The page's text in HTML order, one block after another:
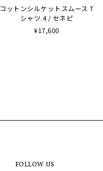
コットンシルケットスムース T
シャツ.4 / セネピ
¥17,600
FOLLOW US